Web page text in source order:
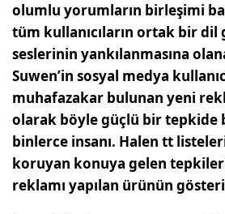
olumlu yorumların birleşimi
tüm kullanıcıların ortak bir
seslerinin yankılanmasına
Suwen’in sosyal medya
muhafazakar bulunan yeni
olarak böyle güçlü bir tepkide
binlerce insanı. Halen tt
koruyan konuya gelen
reklamı yapılan ürünün